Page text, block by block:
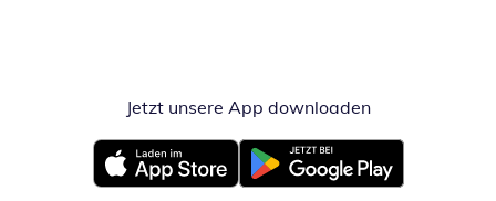
Jetzt unsere App downloadenÖffnet in
Öffnet in neuem FensterÖffnet in neuem Fenster